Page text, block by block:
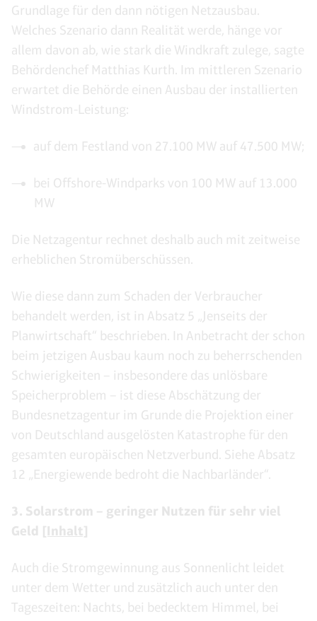
Grundlage für den dann nötigen Netzausbau.
Welches Szenario dann Realität werde, hänge vor
allem davon ab, wie stark die Windkraft zulege, sagte
Behördenchef Matthias Kurth. Im mittleren Szenario
erwartet die Behörde einen Ausbau der installierten
Windstrom-Leistung:
auf dem Festland von 27.100 MW auf 47.500 MW;
bei Offshore-Windparks von 100 MW auf 13.000
MW
Die Netzagentur rechnet deshalb auch mit zeitweise
erheblichen Stromüberschüssen.
Wie diese dann zum Schaden der Verbraucher
behandelt werden, ist in Absatz 5 „Jenseits der
Planwirtschaft“ beschrieben. In Anbetracht der schon
beim jetzigen Ausbau kaum noch zu beherrschenden
Schwierigkeiten – insbesondere das unlösbare
Speicherproblem – ist diese Abschätzung der
Bundesnetzagentur im Grunde die Projektion einer
von Deutschland ausgelösten Katastrophe für den
gesamten europäischen Netzverbund. Siehe Absatz
12 „Energiewende bedroht die Nachbarländer“.
3. Solarstrom – geringer Nutzen für sehr viel
Geld [Inhalt]
Auch die Stromgewinnung aus Sonnenlicht leidet
unter dem Wetter und zusätzlich auch unter den
Tageszeiten: Nachts, bei bedecktem Himmel, bei